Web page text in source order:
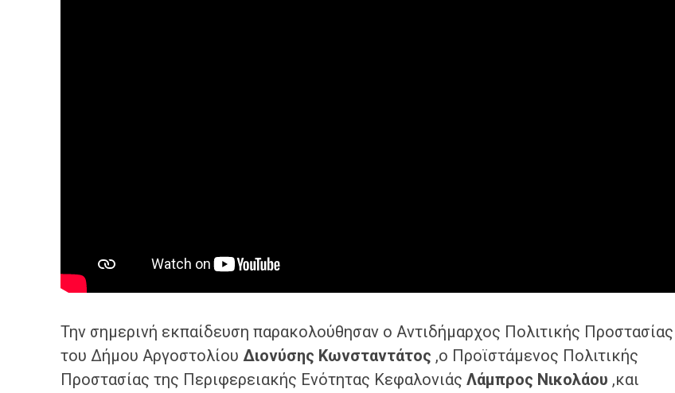
Την σημερινή εκπαίδευση παρακολούθησαν ο Αντιδήμαρχος Πολιτικής Προστασίας
του Δήμου Αργοστολίου Διονύσης Κωνσταντάτος ,ο Προϊστάμενος Πολιτικής
Προστασίας της Περιφερειακής Ενότητας Κεφαλονιάς Λάμπρος Νικολάου ,και